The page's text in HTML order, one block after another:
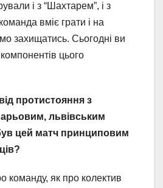
і з “Шахтарем”, і з
вміє грати і на
захищатись. Сьогодні ви
цього
протистояння з
львівським
цей матч принциповим
команду, як про колектив